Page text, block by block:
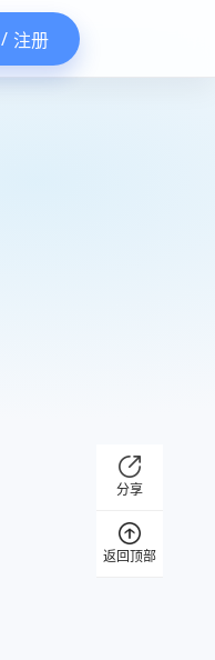
/ 注册
分享
返回顶部